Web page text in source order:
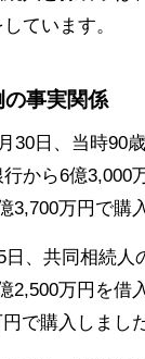
ています。
事実関係
30日、当時90
行から6億3,000
3,700万円で購
日、共同相続人
2,500万円を借
で購入しました